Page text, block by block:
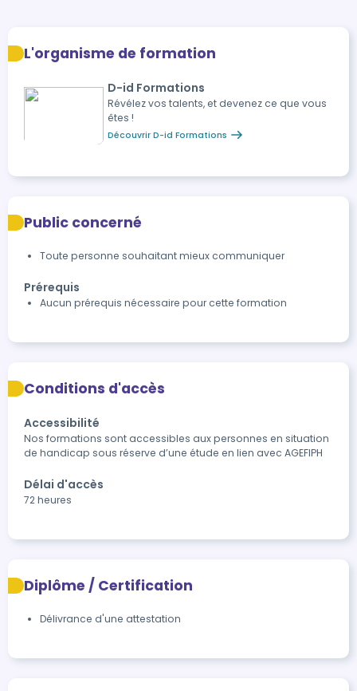
L'organisme de formation
D-id Formations
Révélez vos talents, et devenez ce que vous
êtes !
Découvrir D-id Formations
Public concerné
Toute personne souhaitant mieux communiquer
Prérequis
Aucun prérequis nécessaire pour cette formation
Conditions d'accès
Accessibilité
Nos formations sont accessibles aux personnes en situation
de handicap sous réserve d’une étude en lien avec AGEFIPH
Délai d'accès
72 heures
Diplôme / Certification
Délivrance d'une attestation